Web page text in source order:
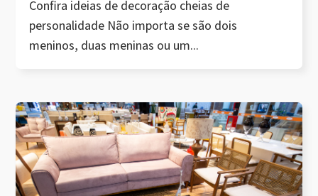
Confira ideias de decoração cheias de
personalidade Não importa se são dois
meninos, duas meninas ou um...